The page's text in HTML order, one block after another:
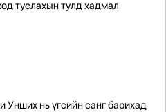
туслахын тулд хадмал
Унших нь үгсийн санг барихад